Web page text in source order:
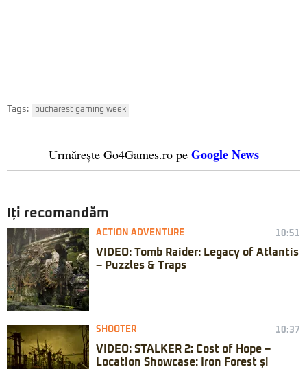
Tags: bucharest gaming week
Urmărește Go4Games.ro pe Google News
Iți recomandăm
ACTION ADVENTURE 10:51
VIDEO: Tomb Raider: Legacy of Atlantis
– Puzzles & Traps
SHOOTER 10:37
VIDEO: STALKER 2: Cost of Hope –
Location Showcase: Iron Forest și